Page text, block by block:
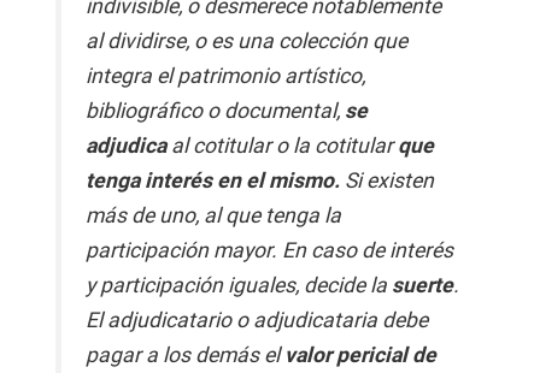
indivisible, o desmerece notablemente
al dividirse, o es una colección que
integra el patrimonio artístico,
bibliográfico o documental, se
adjudicaal cotitular o la cotitularque
tenga interés en el mismo. Si existen
más de uno, al que tenga la
participación mayor. En caso de interés
y participación iguales, decide la suerte.
El adjudicatario o adjudicataria debe
pagar a los demás el valor pericial de